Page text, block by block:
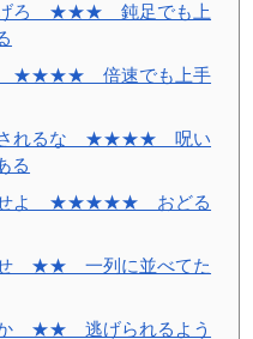
げろ ★★★ 鈍足でも上
★★★★ 倍速でも上手
されるな ★★★★ 呪い
る
用せよ ★★★★★ おどる
せ ★★ 一列に並べてた
か ★★ 逃げられるよう